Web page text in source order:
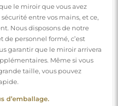
le miroir que vous avez
entre vos mains, et ce,
Nous disposons de notre
de personnel formé, c’est
garantir que le miroir arrivera
Même si vous
taille, vous pouvez
d’emballage.